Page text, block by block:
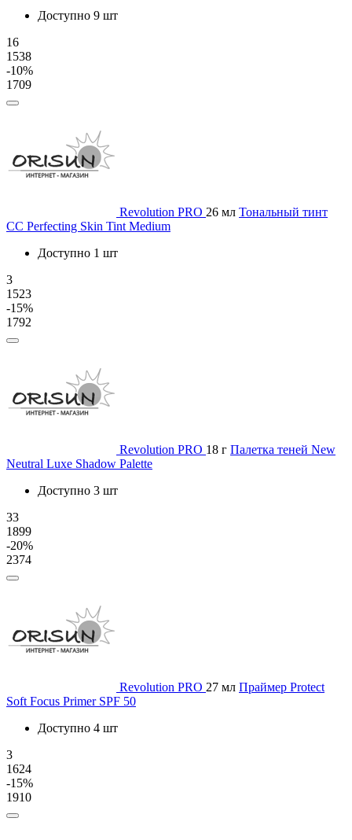
Доступно 9 шт
16
1538
-10%
1709
Revolution PRO 26 мл Тональный тинт
CC Perfecting Skin Tint Medium
Доступно 1 шт
3
1523
-15%
1792
Revolution PRO 18 г Палетка теней New
Neutral Luxe Shadow Palette
Доступно 3 шт
33
1899
-20%
2374
Revolution PRO 27 мл Праймер Protect
Soft Focus Primer SPF 50
Доступно 4 шт
3
1624
-15%
1910